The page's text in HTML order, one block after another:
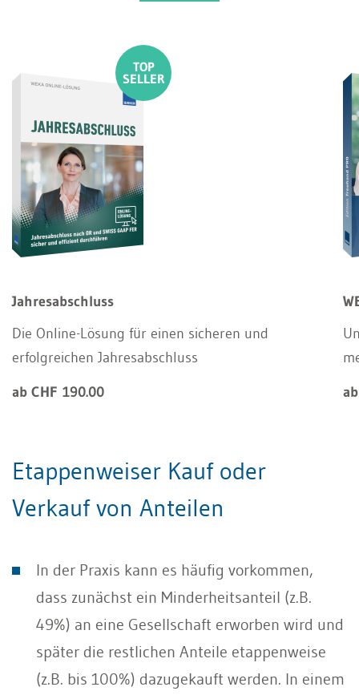
Jahresabschluss
Die Online-Lösung für einen sicheren und
erfolgreichen Jahresabschluss
ab CHF 190.00
Etappenweiser Kauf oder
Verkauf von Anteilen
In der Praxis kann es häufig vorkommen,
dass zunächst ein Minderheitsanteil (z.B.
49%) an eine Gesellschaft erworben wird und
später die restlichen Anteile etappenweise
(z.B. bis 100%) dazugekauft werden. In einem